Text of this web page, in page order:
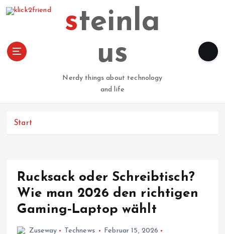
steinla
us
Nerdy things about technology
and life
Start
Rucksack oder Schreibtisch?
Wie man 2026 den richtigen
Gaming‑Laptop wählt
Zuseway Technews
Februar 15, 2026